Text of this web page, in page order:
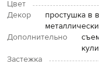
Цвет
Декор
простушка в
Дополнительно
Застежка